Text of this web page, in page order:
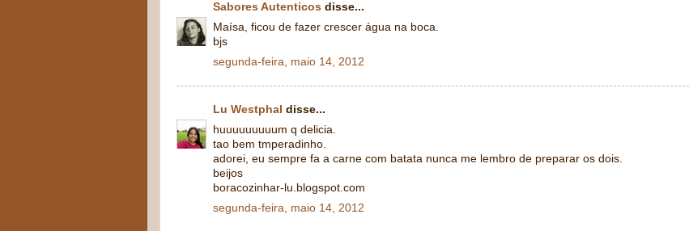
Sabores Autenticos disse...
Maísa, ficou de fazer crescer água na boca.
bjs
segunda-feira, maio 14, 2012
Lu Westphal disse...
huuuuuuuuum q delicia.
tao bem tmperadinho.
adorei, eu sempre fa a carne com batata nunca me lembro de preparar os dois.
beijos
boracozinhar-lu.blogspot.com
segunda-feira, maio 14, 2012